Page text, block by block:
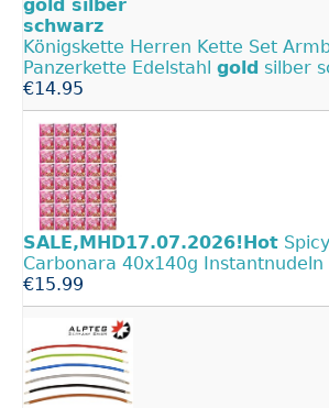
Königskette Herren Kette Set
Panzerkette Edelstahl gold silber
€14.95
SALE,MHD17.07.2026!Hot
Carbonara 40x140g Instantnudeln
€15.99